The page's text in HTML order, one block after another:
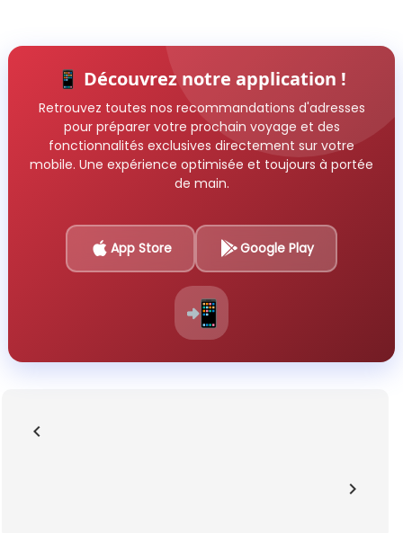
📱 Découvrez notre application !
Retrouvez toutes nos recommandations d'adresses
pour préparer votre prochain voyage et des
fonctionnalités exclusives directement sur votre
mobile. Une expérience optimisée et toujours à portée
de main.
App Store Google Play
📲
chevron_left
chevron_right